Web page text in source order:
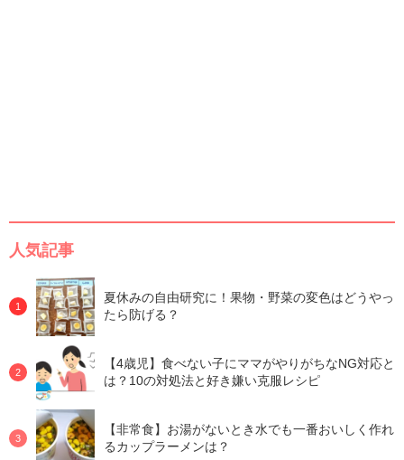
人気記事
夏休みの自由研究に！果物・野菜の変色はどうやっ
たら防げる？
【4歳児】食べない子にママがやりがちなNG対応と
は？10の対処法と好き嫌い克服レシピ
【非常食】お湯がないとき水でも一番おいしく作れ
るカップラーメンは？